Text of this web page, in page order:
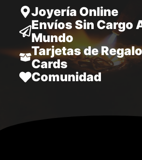
Joyería Online
Envíos Sin Cargo
Mundo
Tarjetas de
Cards
Comunidad